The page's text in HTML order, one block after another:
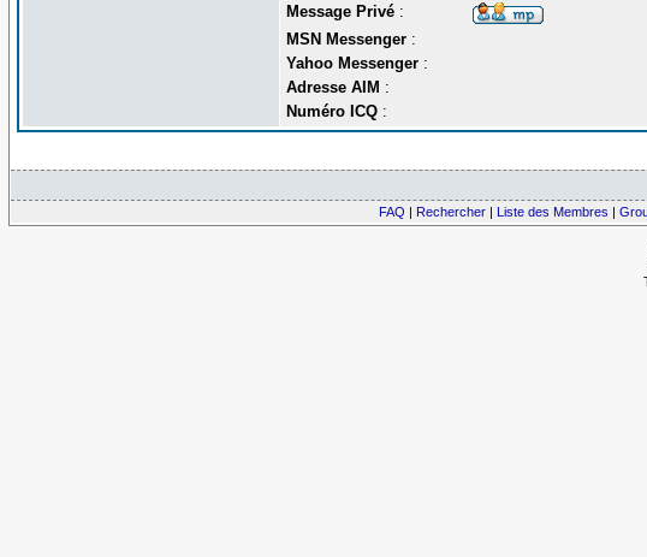
Message Privé:
MSN Messenger:
Yahoo Messenger:
Adresse AIM :
Numéro ICQ:
FAQ
Rechercher Liste des Membres